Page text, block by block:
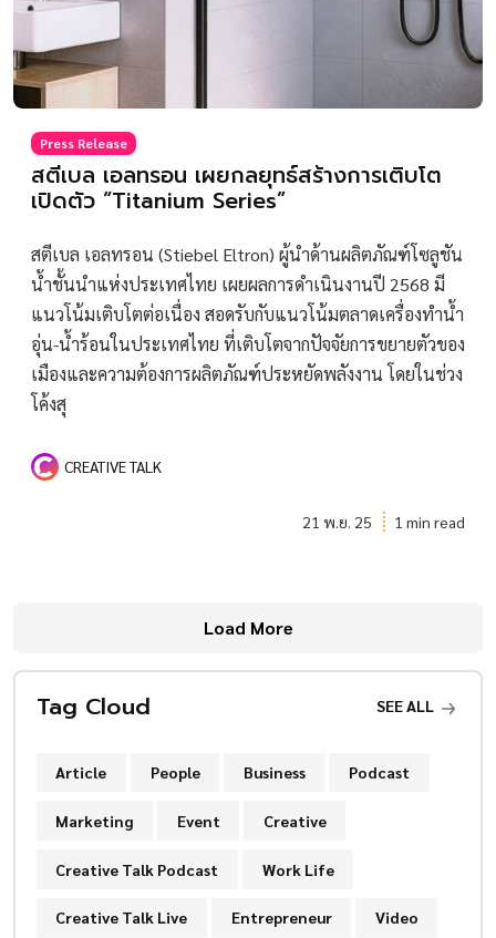
Press Release
สตีเบล เอลทรอน เผยกลยุทธ์สร้างการเติบโต
เปิดตัว “Titanium Series”
สตีเบล เอลทรอน (Stiebel Eltron) ผู้นำด้านผลิตภัณฑ์โซลูชัน
น้ำชั้นนำแห่งประเทศไทย เผยผลการดำเนินงานปี 2568 มี
แนวโน้มเติบโตต่อเนื่อง สอดรับกับแนวโน้มตลาดเครื่องทำน้ำ
อุ่น-น้ำร้อนในประเทศไทย ที่เติบโตจากปัจจัยการขยายตัวของ
เมืองและความต้องการผลิตภัณฑ์ประหยัดพลังงาน โดยในช่วง
โค้งสุ
CREATIVE TALK
21 พ.ย. 25 1 min read
Load More
Tag Cloud SEE ALL
Article People Business Podcast
Marketing Event Creative
Creative Talk Podcast Work Life
Creative Talk Live Entrepreneur Video